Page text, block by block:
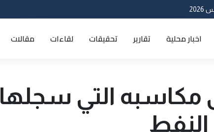
اخبار محلية تقارير تحقيقات لقاءات مقالات
مکاسبه التي سجلها